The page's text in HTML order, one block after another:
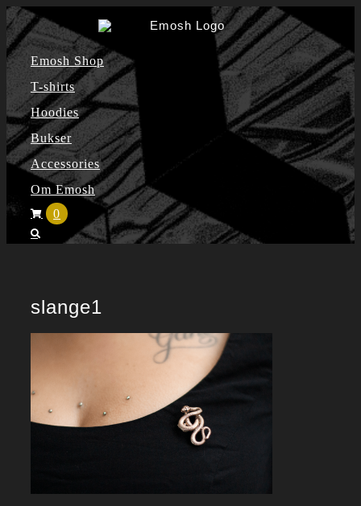
Skip
to
contentEmosh Shop
T-shirts
Hoodies
Bukser
Accessories
Om Emosh
0
slange1